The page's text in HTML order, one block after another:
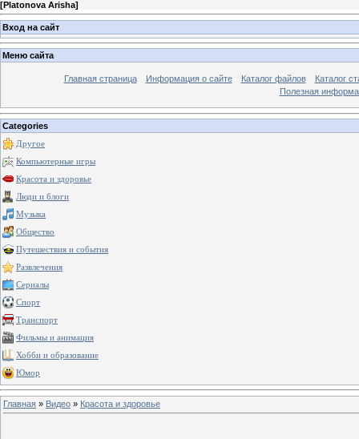
[Platonova Arisha]
Вход на сайт
Меню сайта
Главная страница Информация о сайте Каталог файлов
Каталог
Полезная
Categories
Другое
Компьютерные игры
Красота и здоровье
Люди и блоги
Музыка
Общество
Путешествия и события
Развлечения
Сериалы
Спорт
Транспорт
Фильмы и анимация
Хобби и образование
Юмор
Главная » Видео » Красота и здоровье